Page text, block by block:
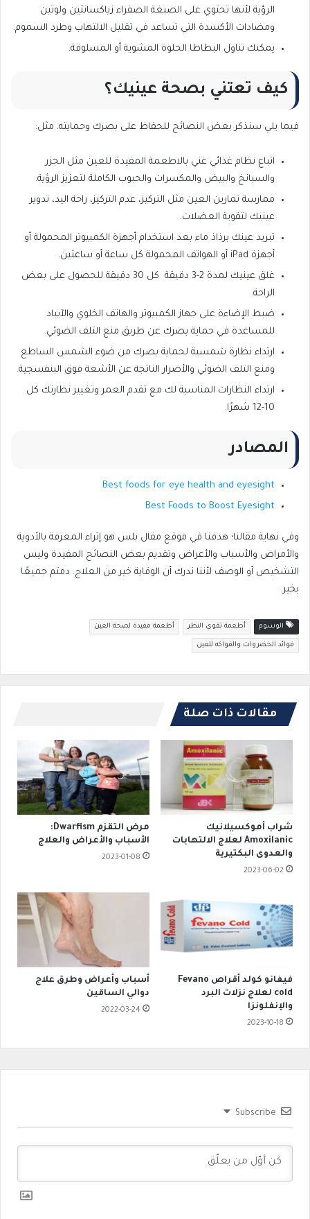
الرؤية لأنها تحتوي على الصبغة الصفراء زياكسانثين ولوتين
ومضادات الأكسدة التي تساعد في تقليل الالتهاب وطرد السموم.
يمكنك تناول البطاطا الحلوة المشوية أو المسلوقة.
كيف تعتني بصحة عينيك؟
فيما يلي سنذكر بعض النصائح للحفاظ على بصرك وحمايته. مثل:
اتباع نظام غذائي غني بالاطعمة المفيدة للعين مثل الجزر
والسبانخ والبيض والمكسرات والحبوب الكاملة لتعزيز الرؤية.
ممارسة تمارين العين مثل التركيز، عدم التركيز، راحة اليد، تدوير
عينيك لتقوية العضلات.
تبريد عينك برذاذ ماء بعد استخدام أجهزة الكمبيوتر المحمولة أو
أجهزة iPad أو الهواتف المحمولة كل ساعة أو ساعتين.
غلق عينيك لمدة 2-3 دقيقة كل 30 دقيقة للحصول على بعض
الراحة.
ضبط الإضاءة على جهاز الكمبيوتر والهاتف الخلوي والآيباد
للمساعدة في حماية بصرك عن طريق منع التلف الضوئي.
ارتداء نظارة شمسية لحماية بصرك من ضوء الشمس الساطع
ومنع التلف الضوئي والأضرار الناتجة عن الأشعة فوق البنفسجية.
ارتداء النظارات المناسبة لك مع تقدم العمر وتغيير نظارتك كل
10-12 شهرًا.
المصادر
Best foods for eye health and eyesight
Best Foods to Boost Eyesight
وفي نهاية مقالنا؛ هدفنا في موقع مقال بلس هو إثراء المعرفة بالأدوية
والأمراض والأسباب والأعراض وتقديم بعض النصائح المفيدة وليس
التشخيص أو الوصف لأننا ندرك أن الوقاية خير من العلاج. دمتم جميعًا
بخير.
الوسوم أطعمة تقوي النظر أطعمة مفيدة لصحة العين
فوائد الخضروات والفواكه للعين
مقالات ذات صلة
شراب أموكسيلانيك
Amoxilanic لعلاج الالتهابات
والعدوى البكتيرية
2023-06-02
مرض التقزم Dwarfism:
الأسباب والأعراض والعلاج
2023-01-08
فيفانو كولد أقراص Fevano
cold لعلاج نزلات البرد
والإنفلونزا
2023-10-18
أسباب وأعراض وطرق علاج
دوالي الساقين
2022-03-24
Subscribe